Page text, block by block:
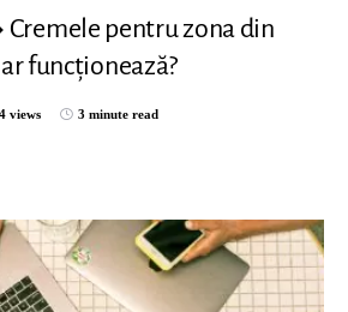
Cremele pentru zona din
funcționează?
views 3 minute read